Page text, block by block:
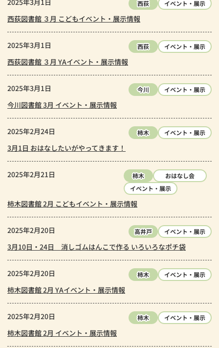
西荻 イベント・展示
西荻図書館 ３月 こどもイベント・展示情報
2025年3月1日 西荻 イベント・展示
西荻図書館 ３月 YAイベント・展示情報
2025年3月1日 今川 イベント・展示
今川図書館 3月 イベント・展示情報
2025年2月24日 柿木 イベント・展示
3月1日 おはなしたいがやってきます！
2025年2月21日 柿木
おはなし会
イベント・展示
柿木図書館 2月 こどもイベント・展示情報
2025年2月20日 高井戸 イベント・展示
3月10日・24日 消しゴムはんこで作る いろいろなポチ袋
2025年2月20日 柿木 イベント・展示
柿木図書館 2月 YAイベント・展示情報
2025年2月20日 柿木 イベント・展示
柿木図書館 2月 イベント・展示情報